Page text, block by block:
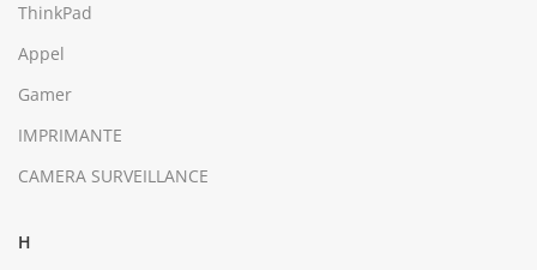
ThinkPad
Appel
Gamer
IMPRIMANTE
CAMERA SURVEILLANCE
H